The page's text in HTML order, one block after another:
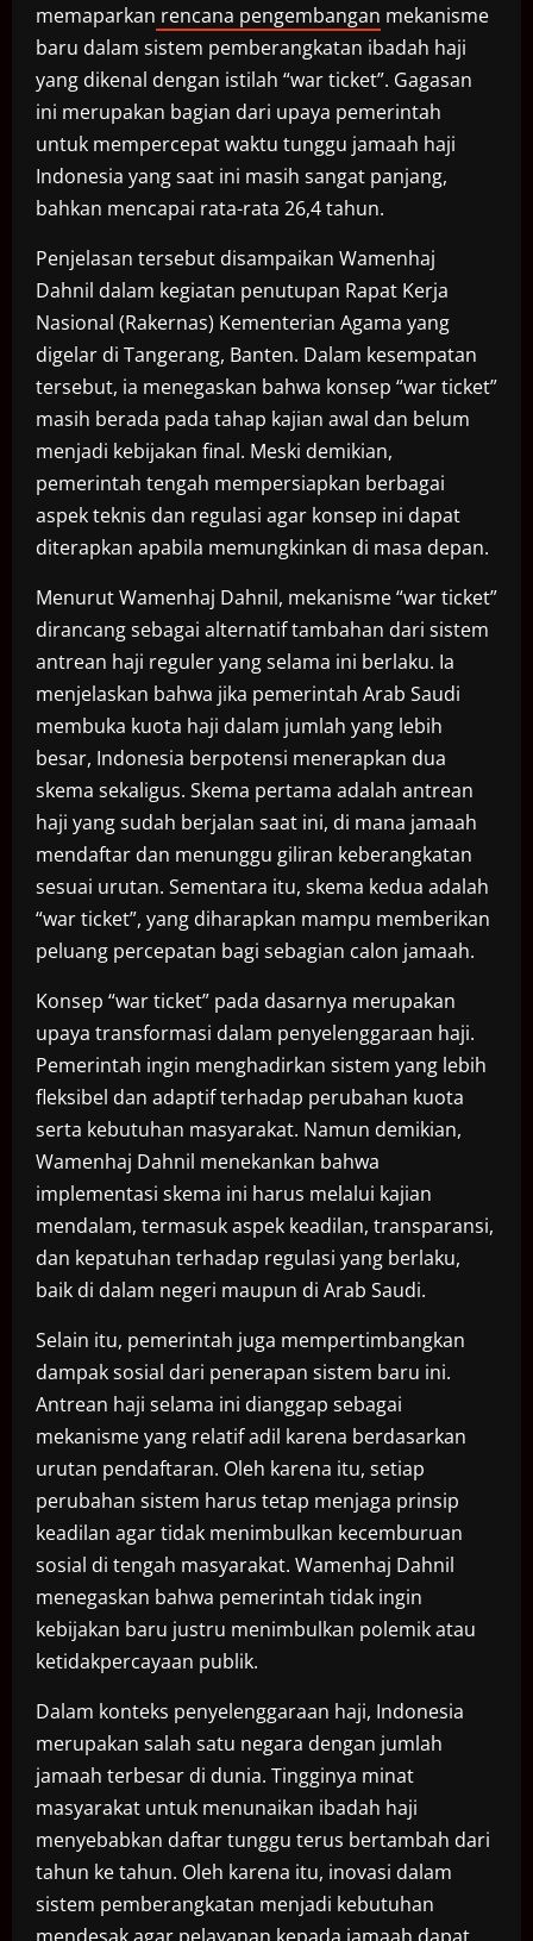
memaparkan rencana pengembangan mekanisme
baru dalam sistem pemberangkatan ibadah haji
yang dikenal dengan istilah “war ticket”. Gagasan
ini merupakan bagian dari upaya pemerintah
untuk mempercepat waktu tunggu jamaah haji
Indonesia yang saat ini masih sangat panjang,
bahkan mencapai rata-rata 26,4 tahun.
Penjelasan tersebut disampaikan Wamenhaj
Dahnil dalam kegiatan penutupan Rapat Kerja
Nasional (Rakernas) Kementerian Agama yang
digelar di Tangerang, Banten. Dalam kesempatan
tersebut, ia menegaskan bahwa konsep “war ticket”
masih berada pada tahap kajian awal dan belum
menjadi kebijakan final. Meski demikian,
pemerintah tengah mempersiapkan berbagai
aspek teknis dan regulasi agar konsep ini dapat
diterapkan apabila memungkinkan di masa depan.
Menurut Wamenhaj Dahnil, mekanisme “war ticket”
dirancang sebagai alternatif tambahan dari sistem
antrean haji reguler yang selama ini berlaku. Ia
menjelaskan bahwa jika pemerintah Arab Saudi
membuka kuota haji dalam jumlah yang lebih
besar, Indonesia berpotensi menerapkan dua
skema sekaligus. Skema pertama adalah antrean
haji yang sudah berjalan saat ini, di mana jamaah
mendaftar dan menunggu giliran keberangkatan
sesuai urutan. Sementara itu, skema kedua adalah
“war ticket”, yang diharapkan mampu memberikan
peluang percepatan bagi sebagian calon jamaah.
Konsep “war ticket” pada dasarnya merupakan
upaya transformasi dalam penyelenggaraan haji.
Pemerintah ingin menghadirkan sistem yang lebih
fleksibel dan adaptif terhadap perubahan kuota
serta kebutuhan masyarakat. Namun demikian,
Wamenhaj Dahnil menekankan bahwa
implementasi skema ini harus melalui kajian
mendalam, termasuk aspek keadilan, transparansi,
dan kepatuhan terhadap regulasi yang berlaku,
baik di dalam negeri maupun di Arab Saudi.
Selain itu, pemerintah juga mempertimbangkan
dampak sosial dari penerapan sistem baru ini.
Antrean haji selama ini dianggap sebagai
mekanisme yang relatif adil karena berdasarkan
urutan pendaftaran. Oleh karena itu, setiap
perubahan sistem harus tetap menjaga prinsip
keadilan agar tidak menimbulkan kecemburuan
sosial di tengah masyarakat. Wamenhaj Dahnil
menegaskan bahwa pemerintah tidak ingin
kebijakan baru justru menimbulkan polemik atau
ketidakpercayaan publik.
Dalam konteks penyelenggaraan haji, Indonesia
merupakan salah satu negara dengan jumlah
jamaah terbesar di dunia. Tingginya minat
masyarakat untuk menunaikan ibadah haji
menyebabkan daftar tunggu terus bertambah dari
tahun ke tahun. Oleh karena itu, inovasi dalam
sistem pemberangkatan menjadi kebutuhan